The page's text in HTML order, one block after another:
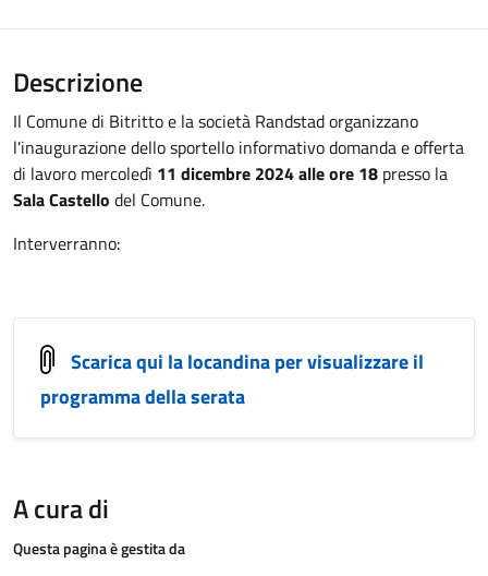
Descrizione
Il Comune di Bitritto e la società Randstad organizzano
l'inaugurazione dello sportello informativo domanda e offerta
di lavoro mercoledì 11 dicembre 2024 alle ore 18 presso la
Sala Castello del Comune.
Interverranno:
Scarica qui la locandina per visualizzare il
programma della serata
A cura di
Questa pagina è gestita da